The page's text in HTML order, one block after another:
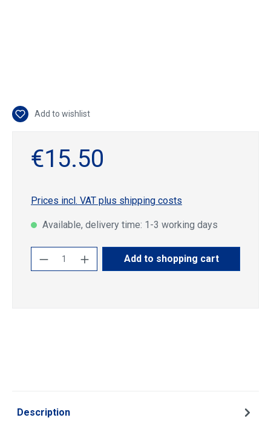
Add to wishlist
€15.50
Prices incl. VAT plus shipping costs
Available, delivery time: 1-3 working days
Product Quantity: Enter the desired
Add to shopping cart
Description